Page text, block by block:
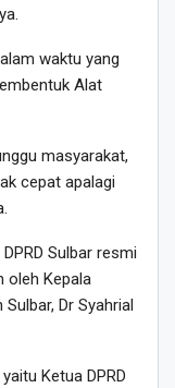
waktu yang
Alat
masyarakat,
cepat apalagi
Sulbar resmi
oleh Kepala
Dr Syahrial
Ketua DPRD